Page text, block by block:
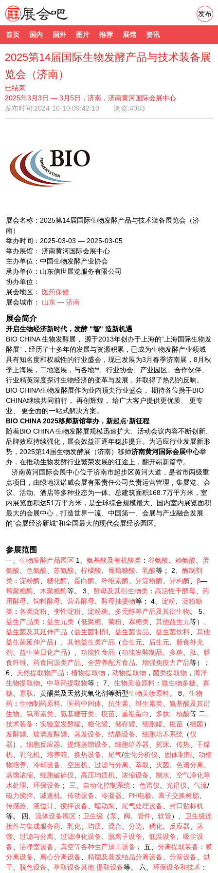
首页 国内 国外 图片 推荐 展馆 资讯
发布
2025第14届国际生物发酵产品与技术装备展
览会（济南）
已结束
2025年3月3日 — 3月5日，济南，济南黄河国际会展中心
发布时间:2024-10-10 09:42:10 浏览:4063
展会名称：2025第14届国际生物发酵产品与技术装备展览会（济
南）
举办时间：2025-03-03 — 2025-03-05
举办展馆： 济南黄河国际会展中心
主办单位：中国生物发酵产业协会
承办单位：山东信世展览服务有限公司
协办单位：
展会地区：
医药保健
展会城市： 山东 — 济南
展会简介
开启生物经济新时代 ， 发酵"智" 造新机遇
BIO CHINA 生物发酵展， 源于2013年创办于上海的“上海国际生物发
酵展”，经历了十多年的发展与资源积累，已成为生物发酵产业领域
具有知名度和权威性的行业盛会，现已发展为3月春季济南展，8月秋
季上海展，二地巡展，与各地**、行业协会、产业园区、合作伙伴、
行业精英深度探讨生物经济的变革与发展，并取得了热烈的反响。
BIO CHINA生物发酵展作为业内顶尖行业盛会， 期待各位携手BIO
CHINA继续共同前行， 再创辉煌， 给广大客户提供更优质、 更专
业、 更全面的一站式解决方案。
BIO CHINA 2025移师新馆举办，新起点·新征程
随着BIO CHINA 生物发酵展规模迅速扩大、活动会议内容不断创新、
品牌效应持续强化，展会效益正逐年稳步提升。为适应行业发展新形
势，2025第14届生物发酵展（济南）移师济南黄河国际会展中心举
办，在推动生物发酵行业繁荣发展的征途上，翻开崭新篇章。
济南黄河国际会展中心位于济南市起步区黄河大道，是省市两级重
点项目，由绿地汉诺威会展有限责任公司负责运营管理，集展览、会
议、活动、酒店等多种业态为一体。总建筑面积168.7万平方米，室
内展览面积达51万平方米，是全球综合规模最大、国内室内展览面积
最大的会展中心，打造世界一流、中国第一、会展与产业融合发展
的“会展经济新城”和全国最大的现代会展经济园区。
参展范围
一、 生物发酵产品展区 1、 氨基酸及有机酸类 ： 谷氨酸 赖氨酸
蛋
氨酸
色氨酸 苏氨酸 柠檬酸 葡萄糖酸 乳酸等； 2、 酶制剂
类 ： 淀粉酶 糖化酶 蛋白酶 纤维素酶 异淀粉酶 异构酶 β—
萄聚糖酶
木聚糖酶等。 3、 酵母及其衍生物类 ： 高活性干酵母
药
用酵母
饲料酵母 营养酵母 酵母抽提物等； 4、 淀粉
淀粉糖
类 ： 各类淀粉 变性淀粉 淀粉糖 多元醇等产品及其衍生物。 5、
益生产品类 ： 益生元类 （低聚糖 菊粉 寡糖类 其他益生元等）、
益生菌及其延伸产品 （益生菌制剂 益生菌食品 益生菌饮料
其他
益生菌延伸产品）、 其他益生类产品 （合生元 后生元
膳食补充
剂
益生菌日化产品）、 功能性食品 （功能发酵制品 多糖 肽
膳
食纤维
药食同源类产品 全营养配方食品 增强免疫力产品等）；
6、 天然提取物产品 ： 植物提取物 ， 动物提取物 ， 菌类提取物 ， 海洋
生物提取物
中草药提取物等； 7、 生物美妆原料 ： 微生物多糖
寡
糖
寡肽 、黄酮类及天然抗氧化剂等新型生物美妆原料。 8、 生物
药 ： 生物制药原料 医药中间体 抗生素 维生素类
氨基酸及其衍
生物
氯霉素类 氨基糖苷类 疫苗 重组蛋白 多肽 核酸等 二、
技术装备 ： 实验室发酵罐 糖化罐 储存罐 细胞罐 疫苗 （细菌）
发酵罐
玻璃发酵罐 蒸发设备 结晶设备 细胞培养系统 （仪
器）、 细胞反应器 提纯蒸馏设备 细胞培养器 摇床 传热
干燥
机
乳化机 培养箱 换热设备 尾气/生化分析仪 固体制剂
动植
物培养
冷却设备 空压机 过滤与分离 萃取 灭菌 色谱分离
蒸馏浓缩
细胞破碎仪 高压均质机 浓缩设备 制水
空气净化等
水处理
环保设备 ； 三、 自动化控制系统 ： 色谱仪 光谱仪 气流/
磁力搅拌
减速机 传动设备 冷凝器 PH电极 离子交换树脂
传感器
液位计 搅拌设备 蠕动泵 尾气处理设备
封口贴标机
等。 四、 流体设备展区 ： 卫生级 （泵 阀 管件 软管）、 卫生级连
接件与集成服务商
乳化 均质 混合 分选 稠化 反应器
蒸
馏
过滤与分离 过滤净化设备 脱离子设备 低温设备
吸尘设
备
洁净室设备 真空等各种生产加工设备 ； 五、 分离提取装备 ： 膜
分离设备
离心分离设备 精馏及蒸发结晶分离设备 分筛设备
烘
干
脱色设备 萃取设备其他 提取设备等。 六、 环保设备和技术 ：